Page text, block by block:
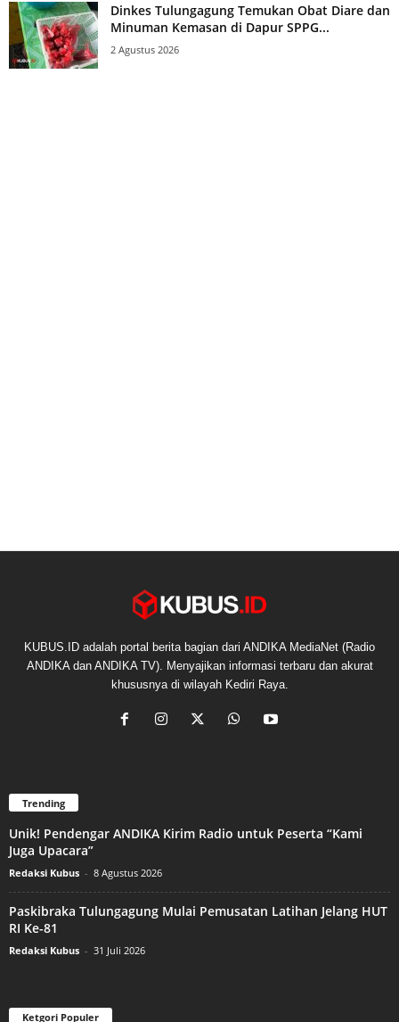
Dinkes Tulungagung Temukan Obat Diare dan
Minuman Kemasan di Dapur SPPG...
2 Agustus 2026
KUBUS.ID adalah portal berita bagian dari ANDIKA MediaNet (Radio
ANDIKA dan ANDIKA TV). Menyajikan informasi terbaru dan akurat
khususnya di wilayah Kediri Raya.
Trending
Unik! Pendengar ANDIKA Kirim Radio untuk Peserta “Kami
Juga Upacara”
Redaksi Kubus - 8 Agustus 2026
Paskibraka Tulungagung Mulai Pemusatan Latihan Jelang HUT
RI Ke-81
Redaksi Kubus - 31 Juli 2026
Ketgori Populer